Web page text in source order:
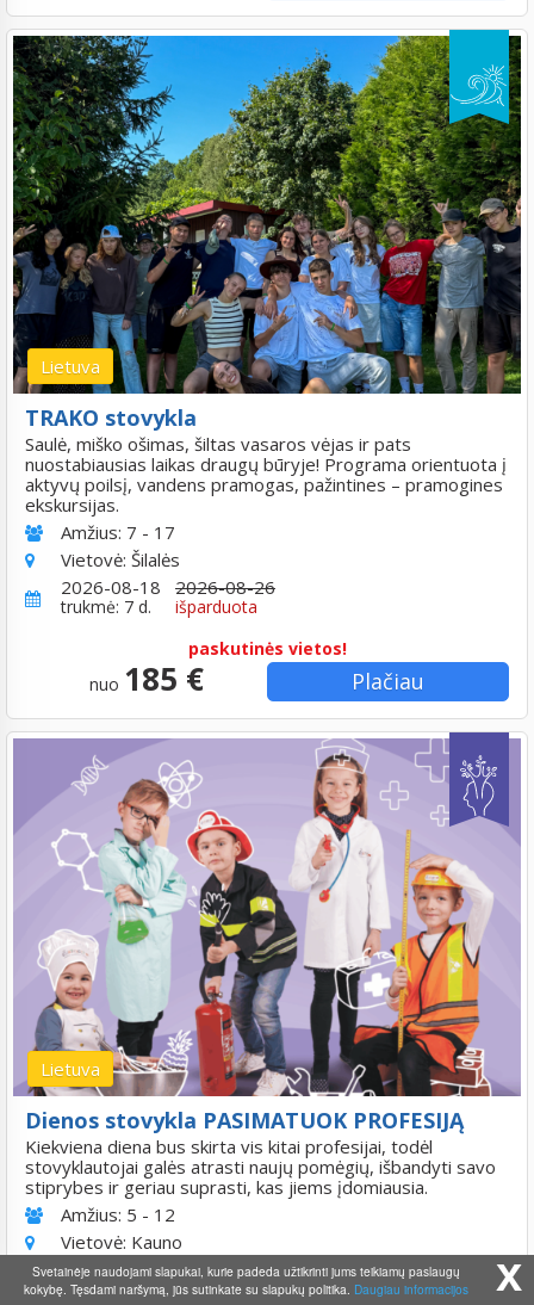
Lietuva
TRAKO stovykla
Saulė, miško ošimas, šiltas vasaros vėjas ir pats
nuostabiausias laikas draugų būryje! Programa orientuota į
aktyvų poilsį, vandens pramogas, pažintines – pramogines
ekskursijas.
Amžius: 7 - 17
Vietovė: Šilalės
2026-08-18
trukmė: 7 d.
2026-08-26
išparduota
paskutinės vietos!
nuo 185 € Plačiau
Lietuva
Dienos stovykla PASIMATUOK PROFESIJĄ
Kiekviena diena bus skirta vis kitai profesijai, todėl
stovyklautojai galės atrasti naujų pomėgių, išbandyti savo
stiprybes ir geriau suprasti, kas jiems įdomiausia.
Amžius: 5 - 12
Vietovė: Kauno
2026-08-24
trukmė: 5 d. x
Svetainėje naudojami slapukai, kurie padeda užtikrinti jums teikiamų paslaugų
kokybę. Tęsdami naršymą, jūs sutinkate su slapukų politika. Daugiau informacijos